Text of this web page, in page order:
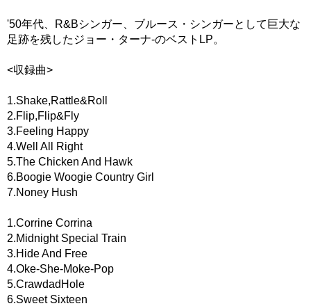
'50年代、R&Bシンガー、ブルース・シンガーとして巨大な
足跡を残したジョー・ターナ-のベストLP。
<収録曲>
1.Shake,Rattle&Roll
2.Flip,Flip&Fly
3.Feeling Happy
4.Well All Right
5.The Chicken And Hawk
6.Boogie Woogie Country Girl
7.Noney Hush
1.Corrine Corrina
2.Midnight Special Train
3.Hide And Free
4.Oke-She-Moke-Pop
5.CrawdadHole
6.Sweet Sixteen